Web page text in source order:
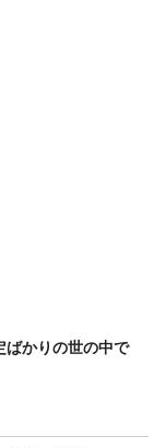
ばかりの世の中で